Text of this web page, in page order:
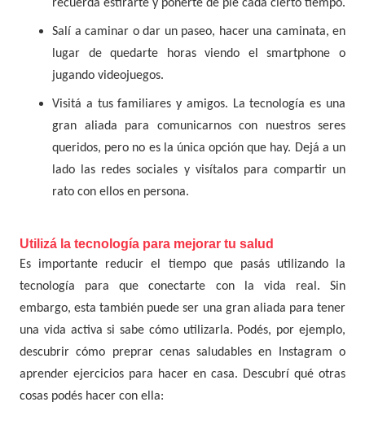
recuerdá estirarte y ponerte de pie cada cierto tiempo.
Salí a caminar o dar un paseo, hacer una caminata, en
lugar de quedarte horas viendo el smartphone o
jugando videojuegos.
Visitá a tus familiares y amigos. La tecnología es una
gran aliada para comunicarnos con nuestros seres
queridos, pero no es la única opción que hay. Dejá a un
lado las redes sociales y visítalos para compartir un
rato con ellos en persona.
Utilizá la tecnología para mejorar tu salud
Es importante reducir el tiempo que pasás utilizando la
tecnología para que conectarte con la vida real. Sin
embargo, esta también puede ser una gran aliada para tener
una vida activa si sabe cómo utilizarla. Podés, por ejemplo,
descubrir cómo preprar cenas saludables en Instagram o
aprender ejercicios para hacer en casa. Descubrí qué otras
cosas podés hacer con ella: